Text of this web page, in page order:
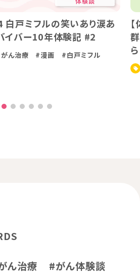
白戸ミフルの笑いあり涙あ
イバー10年体験記 #2
ん治療 #漫画
#白戸ミフル
ん治療
#がん体験談